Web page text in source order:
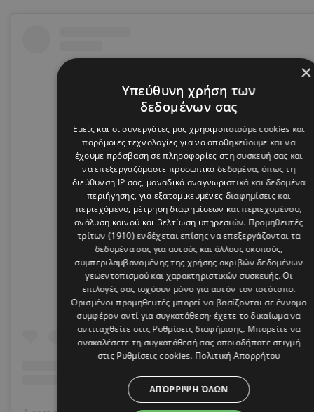
View this post on Instagram
×
Υπεύθυνη χρήση των
δεδομένων σας
Εμείς και οι συνεργάτες μας χρησιμοποιούμε cookies και
παρόμοιες τεχνολογίες για να αποθηκεύουμε και να
έχουμε πρόσβαση σε πληροφορίες στη συσκευή σας και
να επεξεργαζόμαστε προσωπικά δεδομένα, όπως τη
διεύθυνση IP σας, μοναδικά αναγνωριστικά και δεδομένα
περιήγησης, για εξατομικευμένες διαφημίσεις και
περιεχόμενο, μέτρηση διαφημίσεων και περιεχομένου,
ανάλυση κοινού και βελτίωση υπηρεσιών. Προμηθευτές
τρίτων (1910)ενδέχεται επίσης να επεξεργάζονται τα
δεδομένα σας για αυτούς και άλλους σκοπούς,
συμπεριλαμβανομένης της χρήσης ακριβών δεδομένων
γεωεντοπισμού και χαρακτηριστικών συσκευής. Οι
επιλογές σας ισχύουν μόνο για αυτόν τον ιστότοπο.
Ορισμένοι προμηθευτές μπορεί να βασίζονται σε έννομο
συμφέρον αντί για συγκατάθεση· έχετε το δικαίωμα να
αντιταχθείτε στις Ρυθμίσεις διαφήμισης. Μπορείτε να
ανακαλέσετε τη συγκατάθεσή σας οποιαδήποτε στιγμή
στις Ρυθμίσεις cookies. Πολιτική Απορρήτου
ΑΠΌΡΡΙΨΗ ΌΛΩΝ